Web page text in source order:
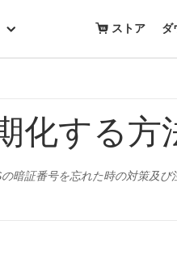
ストア ダ
無料ダウンロード
化する方
暗証番号を忘れた時の対策及び